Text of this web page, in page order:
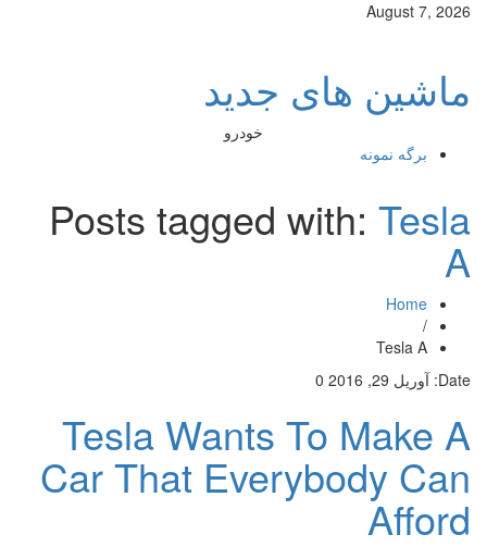
August 7, 2026
ماشین های جدید
خودرو
برگه نمونه
Posts tagged with:Tesla
A
Home
/
Tesla A
Date: آوریل 29, 2016 0
Tesla Wants To Make A
Car That Everybody Can
Afford